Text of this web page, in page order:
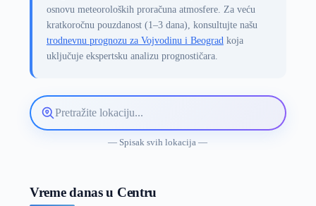
osnovu meteoroloških proračuna atmosfere. Za veću
kratkoročnu pouzdanost (1–3 dana), konsultujte našu
trodnevnu prognozu za Vojvodinu i Beogradkoja
uključuje ekspertsku analizu prognostičara.
Pretražite
lokaciju
— Spisak svih lokacija —
Vreme danas u Centru